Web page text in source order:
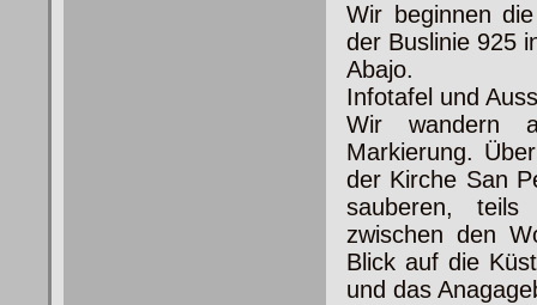
Wir beginnen
der Buslinie 925
Abajo.
Infotafel und
Wir wandern
Markierung.
der Kirche San
sauberen, teils
zwischen den
Blick auf die
und das